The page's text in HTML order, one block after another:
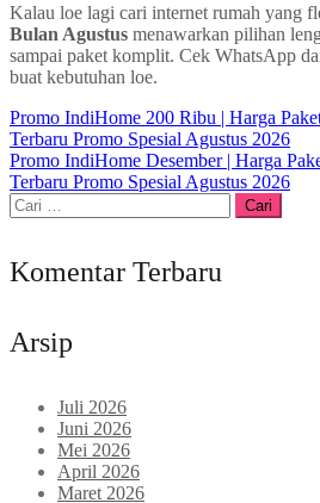
Kalau loe lagi cari internet rumah yang
Bulan Agustus menawarkan pilihan
sampai paket komplit. Cek WhatsApp
buat kebutuhan loe.
Navigasi
pos
Promo IndiHome 200 Ribu | Harga
Terbaru Promo Spesial Agustus 2026
Promo IndiHome Desember | Harga
Terbaru Promo Spesial Agustus 2026
Cari
untuk:
Komentar Terbaru
Arsip
Juli 2026
Juni 2026
Mei 2026
April 2026
Maret 2026